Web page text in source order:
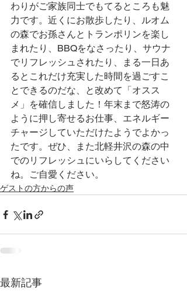
わりがご家族同士でもてるところも魅
力です。近くにお散歩したり、ルオム
の森でお孫さんとトランポリンを楽し
まれたり、BBQをなさったり、サウナ
でリフレッシュされたり、まる一日あ
るとこれだけ充実した時間を過ごすこ
とできるのだな、と改めて「オスス
メ」を確信しました！年末まで怒涛の
ように押し寄せるお仕事、エネルギー
チャージしていただけたようでよかっ
たです。ぜひ、また北軽井沢の森の中
でのリフレッシュにいらしてください
ね。ご自愛ください。
ゲストの方からの声
最新記事